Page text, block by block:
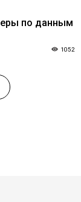
по данным
1052